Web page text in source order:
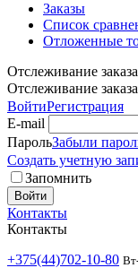
Заказы
Список
Отложенные
Отслеживание заказа
Отслеживание заказа
ВойтиРегистрация
E-mail
ПарольЗабыли
Создать учетную
Запомнить
Войти
Контакты
Контакты
+375(44)702-10-80